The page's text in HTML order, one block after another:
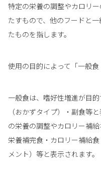
特定の栄養の調整やカロリ
たすもので、他のフードと
たものを指します。
使用の目的によって「一般食
一般食は、嗜好性増進が目
（おかずタイプ）・副食等
の栄養の調整やカロリー補
栄養補完食・カロリー補給
メント）等と表示されます。